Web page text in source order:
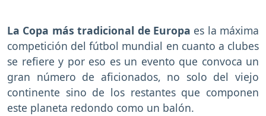
La Copa más tradicional de Europa es la máxima
competición del fútbol mundial en cuanto a clubes
se refiere y por eso es un evento que convoca un
gran número de aficionados, no solo del viejo
continente sino de los restantes que componen
este planeta redondo como un balón.